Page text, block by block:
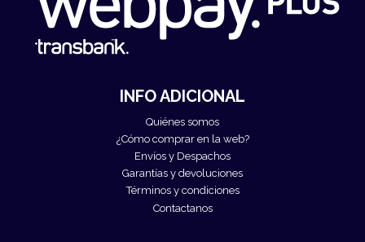
INFO ADICIONAL
Quiénes somos
¿Cómo comprar en la web?
Envíos y Despachos
Garantías y devoluciones
Términos y condiciones
Contactanos